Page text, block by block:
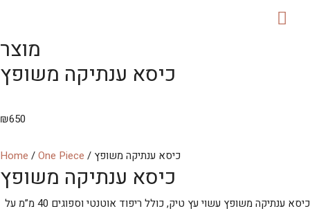
מוצר
כיסא ענתיקה משופץ
₪650
Home /One Piece / כיסא ענתיקה משופץ
כיסא ענתיקה משופץ
כיסא ענתיקה משופץ עשוי עץ טיק, כולל ריפוד אוטנטי וספוגים 40 מ”מ על